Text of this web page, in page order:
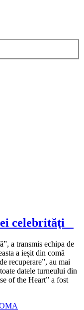
celebrităţi
a transmis echipa de
a ieșit din comă
recuperare”, au mai
datele turneului din
of the Heart” a fost